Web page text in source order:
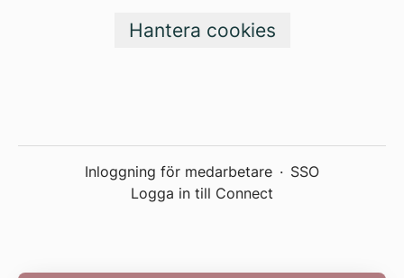
Hantera cookies
Inloggning för medarbetare · SSO
Logga in till Connect